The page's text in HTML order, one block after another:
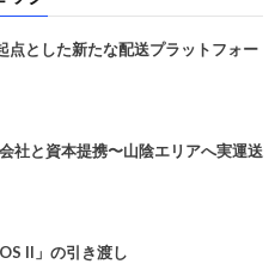
とした新たな配送プラットフォー
社と資本提携〜山陰エリアへ実運送
II」の引き渡し